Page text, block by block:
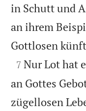
in Schutt und
an ihrem
Gottlosen

7 Nur Lot hat
an Gottes
zügellosen